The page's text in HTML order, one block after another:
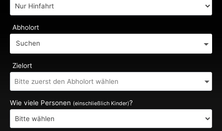
Abholort
Suchen
Zielort
Wie viele Personen (einschließlich Kinder)?